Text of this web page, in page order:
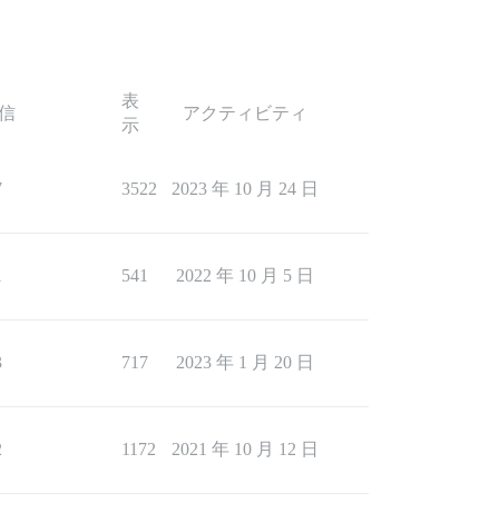
表
示
アクティビティ
3522 2023 年 10 月 24 日
541 2022 年 10 月 5 日
717 2023 年 1 月 20 日
1172 2021 年 10 月 12 日